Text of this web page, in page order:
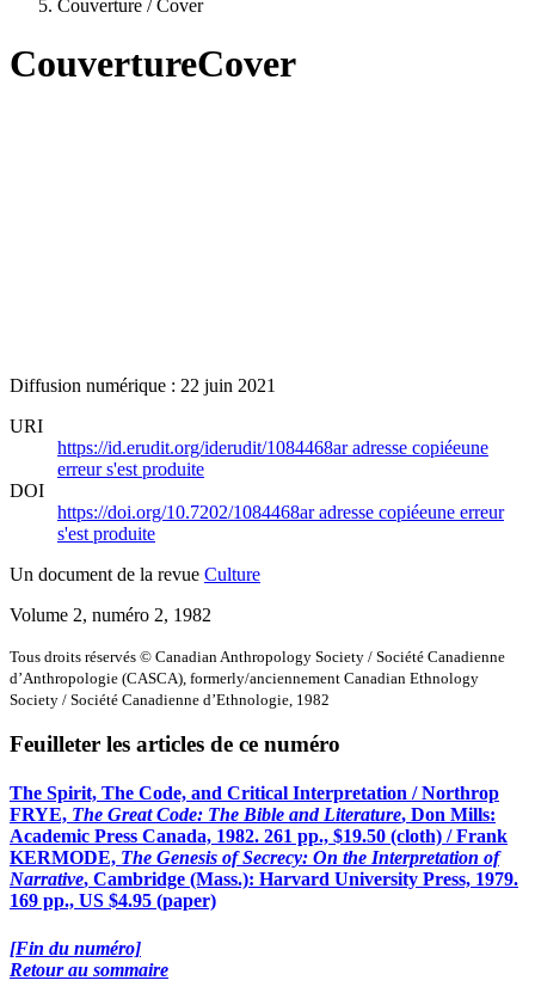
Couverture / Cover
CouvertureCover
Diffusion numérique : 22 juin 2021
URI
https://id.erudit.org/iderudit/1084468aradresse copiéeune
erreur s'est produite
DOI
https://doi.org/10.7202/1084468aradresse copiéeune erreur
s'est produite
Un document de la revue Culture
Volume 2, numéro 2, 1982
Tous droits réservés © Canadian Anthropology Society / Société Canadienne
d’Anthropologie (CASCA), formerly/anciennement Canadian Ethnology
Society / Société Canadienne d’Ethnologie, 1982
Feuilleter les articles de ce numéro
The Spirit, The Code, and Critical Interpretation / Northrop
FRYE, The Great Code: The Bible and Literature, Don Mills:
Academic Press Canada, 1982. 261 pp., $19.50 (cloth) / Frank
KERMODE, The Genesis of Secrecy: On the Interpretation of
Narrative, Cambridge (Mass.): Harvard University Press, 1979.
169 pp., US $4.95 (paper)
[Fin du numéro]
Retour au sommaire